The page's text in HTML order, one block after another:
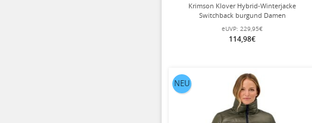
Krimson Klover Hybrid-Winterjacke
Switchback burgund Damen
eUVP: 229,95€
114,98€
NEU